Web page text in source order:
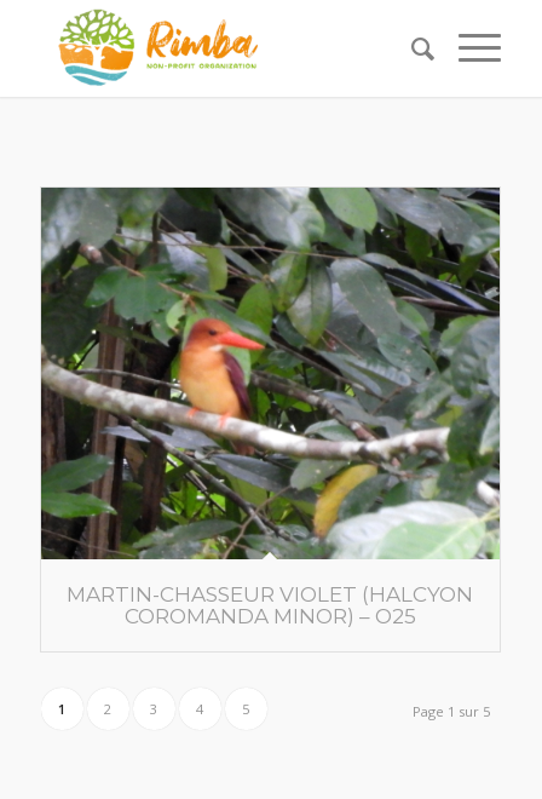
MARTIN-CHASSEUR VIOLET (HALCYON
COROMANDA MINOR) – O25
Page 1 sur 5
1 2 3 4 5